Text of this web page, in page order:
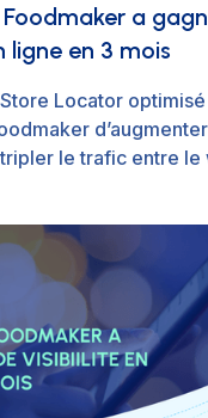
a
ligne en 3 mois
Locator
le trafic entre le